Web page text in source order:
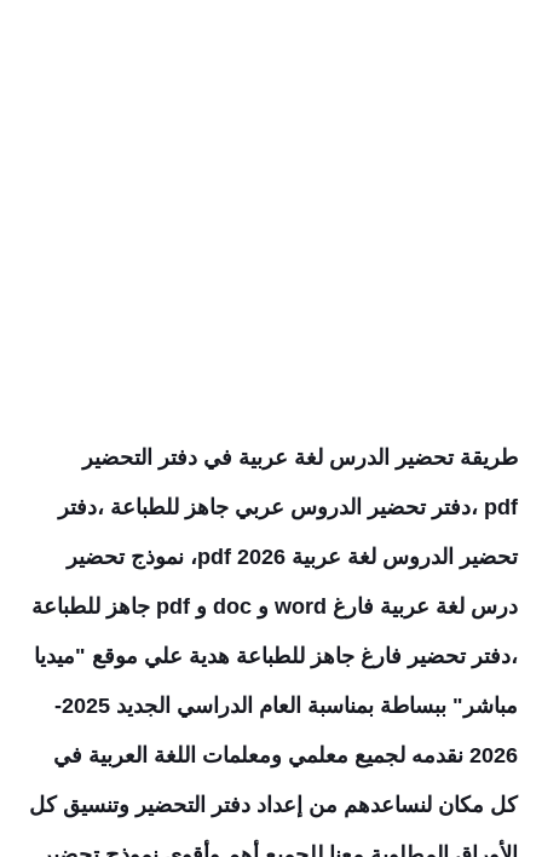
طريقة تحضير الدرس لغة عربية في دفتر التحضير
pdf ،دفتر تحضير الدروس عربي جاهز للطباعة ،دفتر
تحضير الدروس لغة عربية pdf 2026، نموذج تحضير
درس لغة عربية فارغ word و doc و pdf جاهز للطباعة
،دفتر تحضير فارغ جاهز للطباعة هدية علي موقع "ميديا
مباشر" ببساطة بمناسبة العام الدراسي الجديد 2025-
2026 نقدمه لجميع معلمي ومعلمات اللغة العربية في
كل مكان لنساعدهم من إعداد دفتر التحضير وتنسيق كل